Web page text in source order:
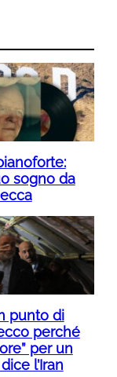
sogno da
punto di
perché
per un
l’Iran